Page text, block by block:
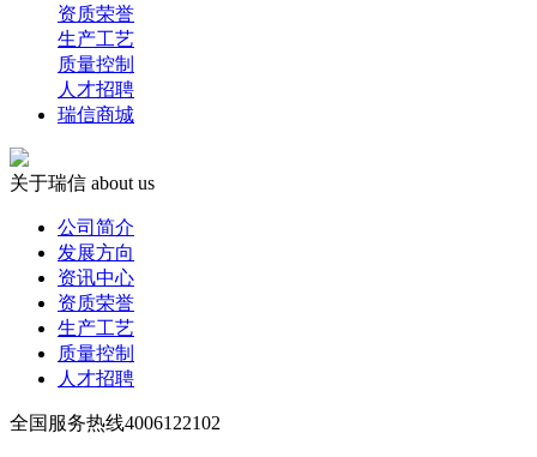
资质荣誉
生产工艺
质量控制
人才招聘
瑞信商城
关于瑞信 about us
公司简介
发展方向
资讯中心
资质荣誉
生产工艺
质量控制
人才招聘
全国服务热线4006122102